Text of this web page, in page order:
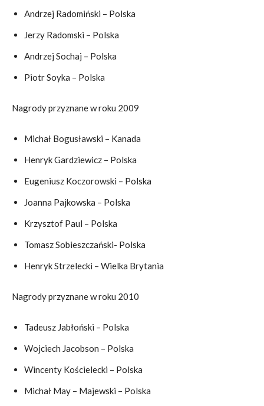
Andrzej Radomiński – Polska
Jerzy Radomski – Polska
Andrzej Sochaj – Polska
Piotr Soyka – Polska
Nagrody przyznane w roku 2009
Michał Bogusławski – Kanada
Henryk Gardziewicz – Polska
Eugeniusz Koczorowski – Polska
Joanna Pajkowska – Polska
Krzysztof Paul – Polska
Tomasz Sobieszczański- Polska
Henryk Strzelecki – Wielka Brytania
Nagrody przyznane w roku 2010
Tadeusz Jabłoński – Polska
Wojciech Jacobson – Polska
Wincenty Kościelecki – Polska
Michał May – Majewski – Polska